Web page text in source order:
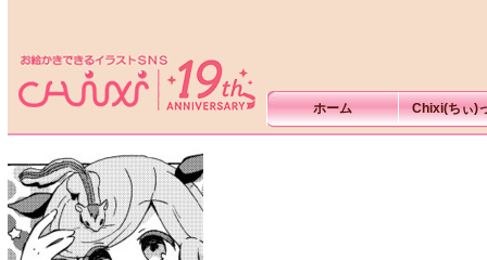
ホーム Chixi(ちぃ)